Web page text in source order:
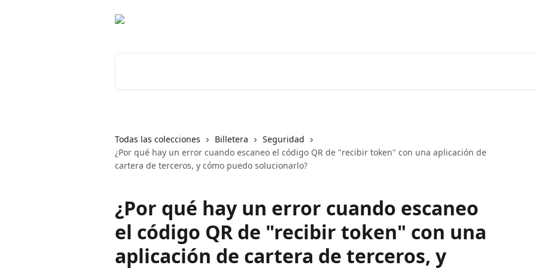
Todas las colecciones Billetera
Seguridad
¿Por qué hay un error cuando escaneo el código QR de "recibir token" con una aplicación de
cartera de terceros, y cómo puedo solucionarlo?
¿Por qué hay un error cuando escaneo
el código QR de "recibir token" con una
aplicación de cartera de terceros, y